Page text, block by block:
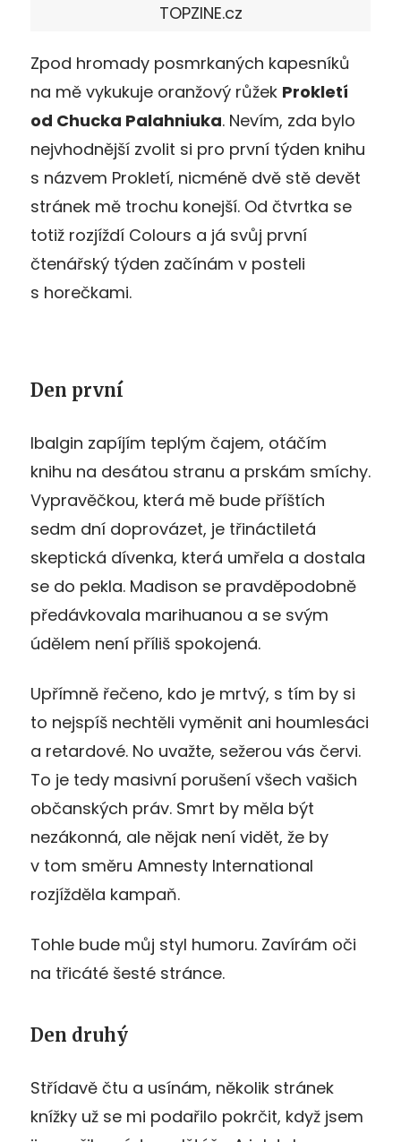
TOPZINE.cz
Zpod hromady posmrkaných kapesníků
na mě vykukuje oranžový růžek Prokletí
od Chucka Palahniuka. Nevím, zda bylo
nejvhodnější zvolit si pro první týden knihu
s názvem Prokletí, nicméně dvě stě devět
stránek mě trochu konejší. Od čtvrtka se
totiž rozjíždí Colours a já svůj první
čtenářský týden začínám v posteli
s horečkami.
Den první
Ibalgin zapíjím teplým čajem, otáčím
knihu na desátou stranu a prskám smíchy.
Vypravěčkou, která mě bude příštích
sedm dní doprovázet, je třináctiletá
skeptická dívenka, která umřela a dostala
se do pekla. Madison se pravděpodobně
předávkovala marihuanou a se svým
údělem není příliš spokojená.
Upřímně řečeno, kdo je mrtvý, s tím by si
to nejspíš nechtěli vyměnit ani houmlesáci
a retardové. No uvažte, sežerou vás červi.
To je tedy masivní porušení všech vašich
občanských práv. Smrt by měla být
nezákonná, ale nějak není vidět, že by
v tom směru Amnesty International
rozjížděla kampaň.
Tohle bude můj styl humoru. Zavírám oči
na třicáté šesté stránce.
Den druhý
Střídavě čtu a usínám, několik stránek
knížky už se mi podařilo pokrčit, když jsem